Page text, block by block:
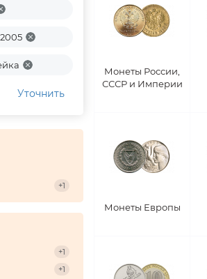
2005
Уточнить
+1
+1
+1
Монеты России,
СССР и Империи
Монеты Европы